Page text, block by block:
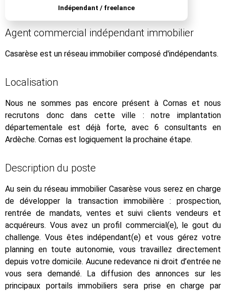
Indépendant / freelance
Agent commercial indépendant immobilier
Casarèse est un réseau immobilier composé d'indépendants.
Localisation
Nous ne sommes pas encore présent à Cornas et nous
recrutons donc dans cette ville : notre implantation
départementale est déjà forte, avec 6 consultants en
Ardèche. Cornas est logiquement la prochaine étape.
Description du poste
Au sein du réseau immobilier Casarèse vous serez en charge
de développer la transaction immobilière : prospection,
rentrée de mandats, ventes et suivi clients vendeurs et
acquéreurs. Vous avez un profil commercial(e), le gout du
challenge. Vous êtes indépendant(e) et vous gérez votre
planning en toute autonomie, vous travaillez directement
depuis votre domicile. Aucune redevance ni droit d’entrée ne
vous sera demandé. La diffusion des annonces sur les
principaux portails immobiliers sera prise en charge par